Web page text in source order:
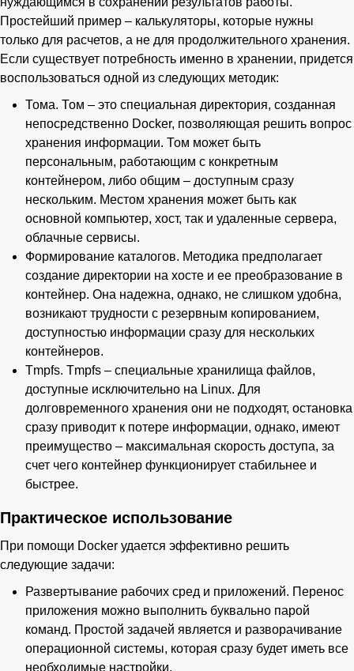
Простейший пример – калькуляторы, которые нужны
только для расчетов, а не для продолжительного хранения.
Если существует потребность именно в хранении, придется
воспользоваться одной из следующих методик:
Тома. Том – это специальная директория, созданная
непосредственно Docker, позволяющая решить вопрос
хранения информации. Том может быть
персональным, работающим с конкретным
контейнером, либо общим – доступным сразу
нескольким. Местом хранения может быть как
основной компьютер, хост, так и удаленные сервера,
облачные сервисы.
Формирование каталогов. Методика предполагает
создание директории на хосте и ее преобразование в
контейнер. Она надежна, однако, не слишком удобна,
возникают трудности с резервным копированием,
доступностью информации сразу для нескольких
контейнеров.
Tmpfs. Tmpfs – специальные хранилища файлов,
доступные исключительно на Linux. Для
долговременного хранения они не подходят, остановка
сразу приводит к потере информации, однако, имеют
преимущество – максимальная скорость доступа, за
счет чего контейнер функционирует стабильнее и
быстрее.
Практическое использование
При помощи Docker удается эффективно решить
следующие задачи:
Развертывание рабочих сред и приложений. Перенос
приложения можно выполнить буквально парой
команд. Простой задачей является и разворачивание
операционной системы, которая сразу будет иметь все
необходимые настройки.